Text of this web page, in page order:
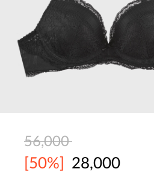
56,000
[50%] 28,000